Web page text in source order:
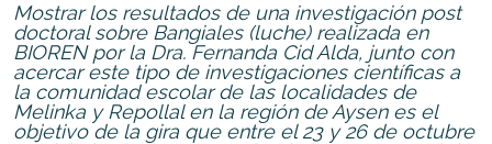
Mostrar los resultados de una investigación post
doctoral sobre Bangiales (luche) realizada en
BIOREN por la Dra. Fernanda Cid Alda, junto con
acercar este tipo de investigaciones científicas a
la comunidad escolar de las localidades de
Melinka y Repollal en la región de Aysen es el
objetivo de la gira que entre el 23 y 26 de octubre